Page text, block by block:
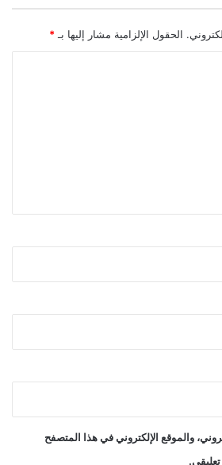
الحقول الإلزامية مشار إليها بـ *
والموقع الإلكتروني في هذا المتصفح